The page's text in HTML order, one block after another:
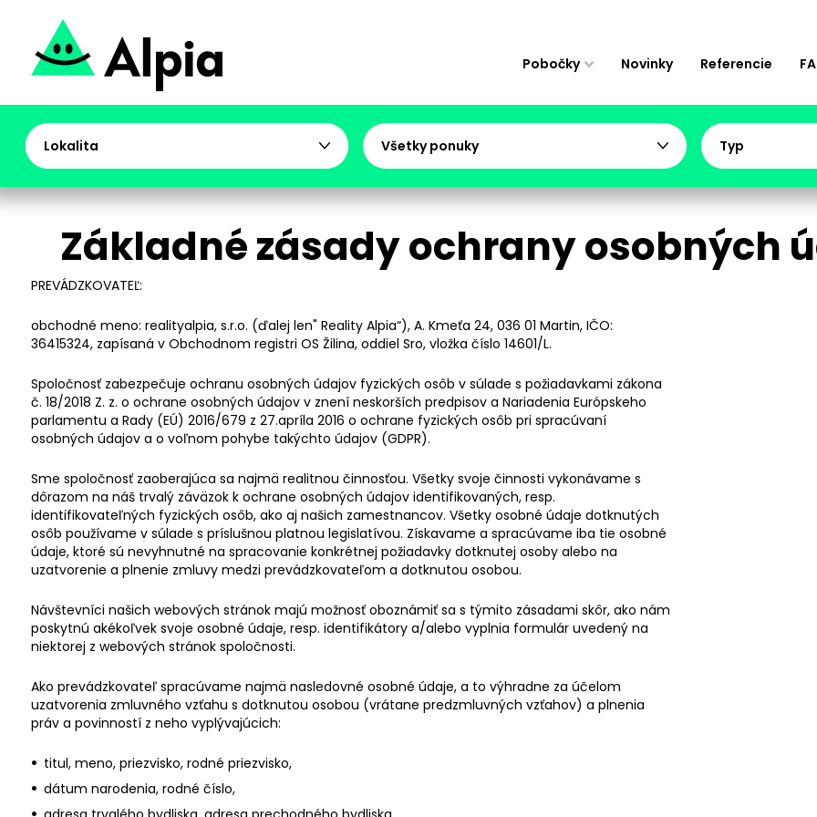
Pobočky Novinky Referencie
Lokalita Všetky ponuky Typ
Základné zásady ochrany osobných
PREVÁDZKOVATEĽ:
obchodné meno: realityalpia, s.r.o. (ďalej len" Reality Alpia“), A. Kmeťa 24, 036 01 Martin, IČO:
36415324, zapísaná v Obchodnom registri OS Žilina, oddiel Sro, vložka číslo 14601/L.
Spoločnosť zabezpečuje ochranu osobných údajov fyzických osôb v súlade s požiadavkami zákona
č. 18/2018 Z. z. o ochrane osobných údajov v znení neskorších predpisov a Nariadenia Európskeho
parlamentu a Rady (EÚ) 2016/679 z 27.apríla 2016 o ochrane fyzických osôb pri spracúvaní
osobných údajov a o voľnom pohybe takýchto údajov (GDPR).
Sme spoločnosť zaoberajúca sa najmä realitnou činnosťou. Všetky svoje činnosti vykonávame s
dôrazom na náš trvalý záväzok k ochrane osobných údajov identifikovaných, resp.
identifikovateľných fyzických osôb, ako aj našich zamestnancov. Všetky osobné údaje dotknutých
osôb používame v súlade s príslušnou platnou legislatívou. Získavame a spracúvame iba tie osobné
údaje, ktoré sú nevyhnutné na spracovanie konkrétnej požiadavky dotknutej osoby alebo na
uzatvorenie a plnenie zmluvy medzi prevádzkovateľom a dotknutou osobou.
Návštevníci našich webových stránok majú možnosť oboznámiť sa s týmito zásadami skôr, ako nám
poskytnú akékoľvek svoje osobné údaje, resp. identifikátory a/alebo vyplnia formulár uvedený na
niektorej z webových stránok spoločnosti.
Ako prevádzkovateľ spracúvame najmä nasledovné osobné údaje, a to výhradne za účelom
uzatvorenia zmluvného vzťahu s dotknutou osobou (vrátane predzmluvných vzťahov) a plnenia
práv a povinností z neho vyplývajúcich:
titul, meno, priezvisko, rodné priezvisko,
dátum narodenia, rodné číslo,